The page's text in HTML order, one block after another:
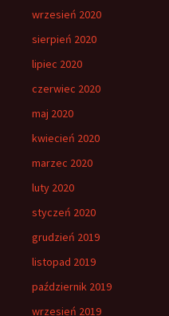
wrzesień 2020
sierpień 2020
lipiec 2020
czerwiec 2020
maj 2020
kwiecień 2020
marzec 2020
luty 2020
styczeń 2020
grudzień 2019
listopad 2019
październik 2019
wrzesień 2019